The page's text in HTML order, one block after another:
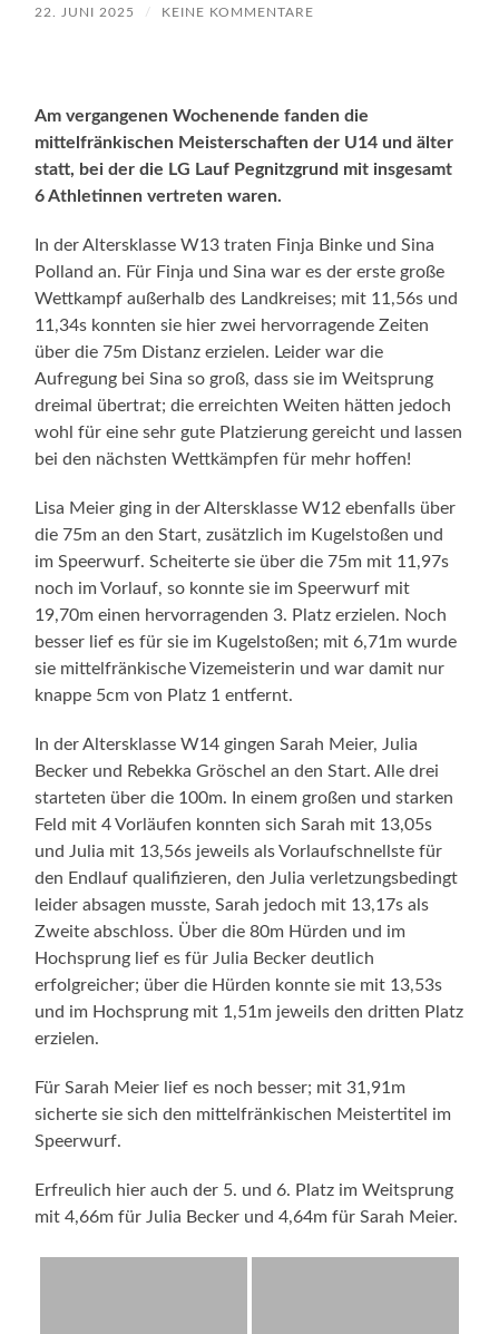
22. JUNI 2025 / KEINE KOMMENTARE
Am vergangenen Wochenende fanden die
mittelfränkischen Meisterschaften der U14 und älter
statt, bei der die LG Lauf Pegnitzgrund mit insgesamt
6 Athletinnen vertreten waren.
In der Altersklasse W13 traten Finja Binke und Sina
Polland an. Für Finja und Sina war es der erste große
Wettkampf außerhalb des Landkreises; mit 11,56s und
11,34s konnten sie hier zwei hervorragende Zeiten
über die 75m Distanz erzielen. Leider war die
Aufregung bei Sina so groß, dass sie im Weitsprung
dreimal übertrat; die erreichten Weiten hätten jedoch
wohl für eine sehr gute Platzierung gereicht und lassen
bei den nächsten Wettkämpfen für mehr hoffen!
Lisa Meier ging in der Altersklasse W12 ebenfalls über
die 75m an den Start, zusätzlich im Kugelstoßen und
im Speerwurf. Scheiterte sie über die 75m mit 11,97s
noch im Vorlauf, so konnte sie im Speerwurf mit
19,70m einen hervorragenden 3. Platz erzielen. Noch
besser lief es für sie im Kugelstoßen; mit 6,71m wurde
sie mittelfränkische Vizemeisterin und war damit nur
knappe 5cm von Platz 1 entfernt.
In der Altersklasse W14 gingen Sarah Meier, Julia
Becker und Rebekka Gröschel an den Start. Alle drei
starteten über die 100m. In einem großen und starken
Feld mit 4 Vorläufen konnten sich Sarah mit 13,05s
und Julia mit 13,56s jeweils als Vorlaufschnellste für
den Endlauf qualifizieren, den Julia verletzungsbedingt
leider absagen musste, Sarah jedoch mit 13,17s als
Zweite abschloss. Über die 80m Hürden und im
Hochsprung lief es für Julia Becker deutlich
erfolgreicher; über die Hürden konnte sie mit 13,53s
und im Hochsprung mit 1,51m jeweils den dritten Platz
erzielen.
Für Sarah Meier lief es noch besser; mit 31,91m
sicherte sie sich den mittelfränkischen Meistertitel im
Speerwurf.
Erfreulich hier auch der 5. und 6. Platz im Weitsprung
mit 4,66m für Julia Becker und 4,64m für Sarah Meier.